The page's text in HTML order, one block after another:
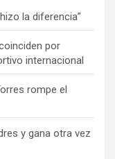
la diferencia”
por
internacional
rompe el
y gana otra vez